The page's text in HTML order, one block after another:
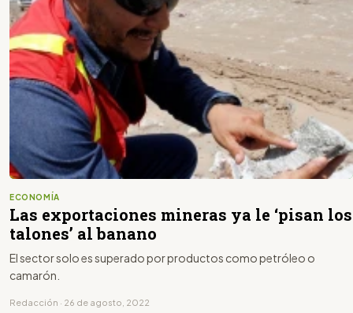
ECONOMÍA
Las exportaciones mineras ya le ‘pisan los
talones’ al banano
El sector solo es superado por productos como petróleo o
camarón.
Redacción · 26 de agosto, 2022